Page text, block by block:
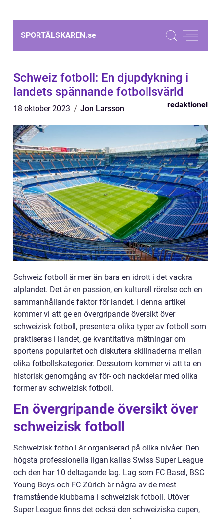
SPORTÄLSKAREN.se
Schweiz fotboll: En djupdykning i
landets spännande fotbollsvärld
18 oktober 2023 Jon Larsson redaktionel
Schweiz fotboll är mer än bara en idrott i det vackra
alplandet. Det är en passion, en kulturell rörelse och en
sammanhållande faktor för landet. I denna artikel
kommer vi att ge en övergripande översikt över
schweizisk fotboll, presentera olika typer av fotboll som
praktiseras i landet, ge kvantitativa mätningar om
sportens popularitet och diskutera skillnaderna mellan
olika fotbollskategorier. Dessutom kommer vi att ta en
historisk genomgång av för- och nackdelar med olika
former av schweizisk fotboll.
En övergripande översikt över
schweizisk fotboll
Schweizisk fotboll är organiserad på olika nivåer. Den
högsta professionella ligan kallas Swiss Super League
och den har 10 deltagande lag. Lag som FC Basel, BSC
Young Boys och FC Zürich är några av de mest
framstående klubbarna i schweizisk fotboll. Utöver
Super League finns det också den schweiziska cupen,